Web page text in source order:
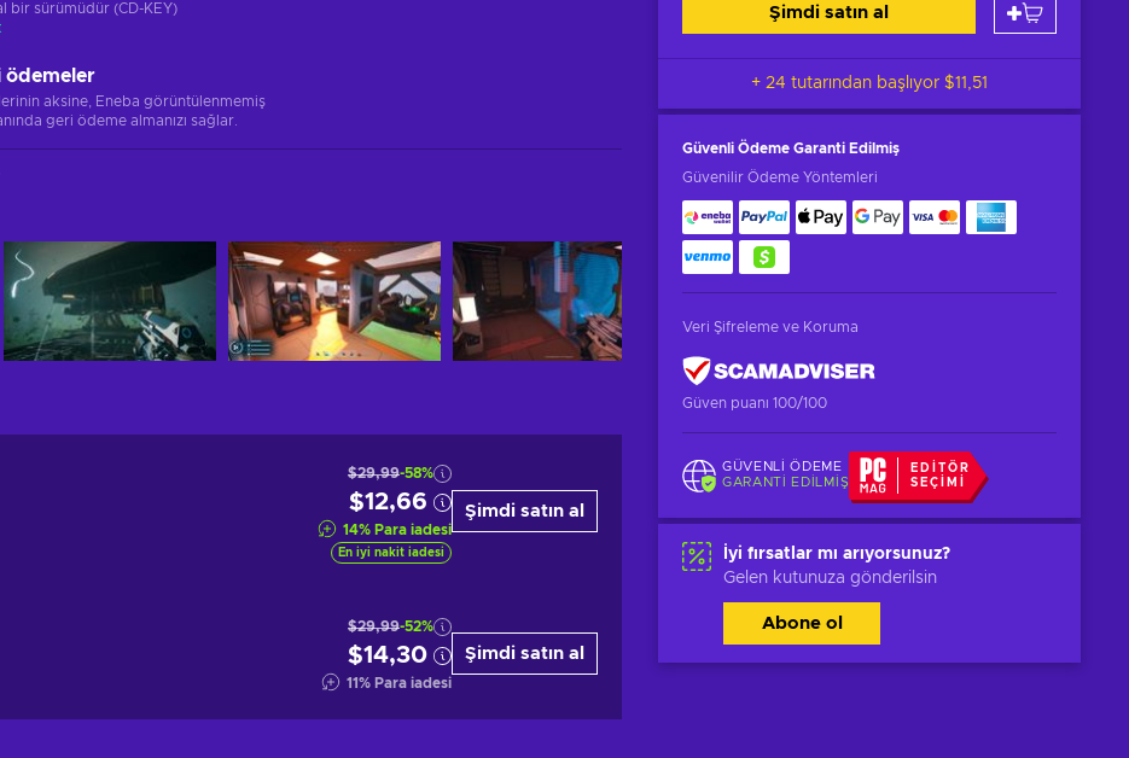
Şimdi satın al
+ 24 tutarından başlıyor $11,51
Güvenli Ödeme Garanti Edilmiş
Güvenilir Ödeme Yöntemleri
Veri Şifreleme ve Koruma
Güven puanı 100/100
GÜVENLI ÖDEME
GARANTI EDILMIŞ
EDITÖR
SEÇIMI
İyi fırsatlar mı arıyorsunuz?
Gelen kutunuza gönderilsin
Abone ol
bir sürümüdür (CD-KEY)
ödemeler
aksine, Eneba görüntülenmemiş
geri ödeme almanızı sağlar.
$29,99-58%
$12,66
14% Para iadesi
En iyi nakit iadesi
Şimdi satın al
$29,99-52%
$14,30
11% Para iadesi
Şimdi satın al